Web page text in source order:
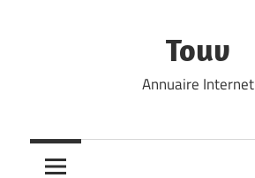
Touv
Annuaire Internet